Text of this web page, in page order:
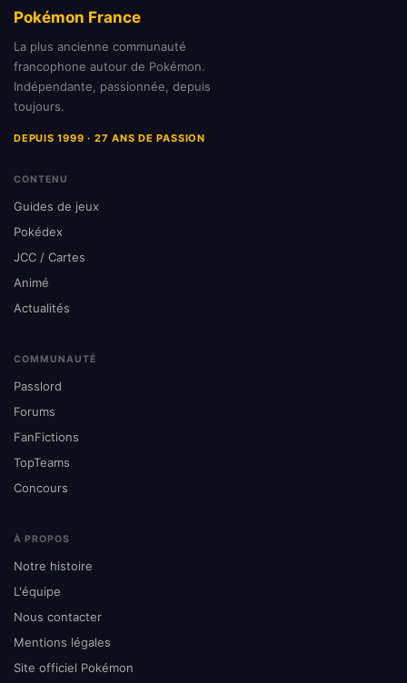
Pokémon France
La plus ancienne communauté
francophone autour de Pokémon.
Indépendante, passionnée, depuis
toujours.
DEPUIS 1999 · 27 ANS DE PASSION
CONTENU
Guides de jeux
Pokédex
JCC / Cartes
Animé
Actualités
COMMUNAUTÉ
Passlord
Forums
FanFictions
TopTeams
Concours
À PROPOS
Notre histoire
L'équipe
Nous contacter
Mentions légales
Site officiel Pokémon